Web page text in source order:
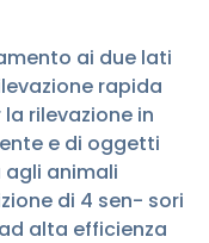
ai due lati
rapida
rilevazione in
e di oggetti
animali
di 4 sen- sori
alta efficienza